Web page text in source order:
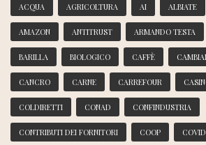
ACQUA AGRICOLTURA AI ALBIATE
AMAZON ANTITRUST ARMANDO TESTA
BARILLA BIOLOGICO CAFFÈ
CANCRO CARNE CARREFOUR
COLDIRETTI CONAD CONFINDUSTRIA
CONTRIBUTI DEI FORNITORI COOP